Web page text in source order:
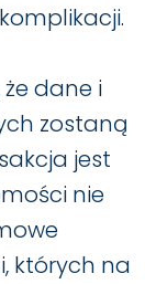
dane i
zostaną
jest
nie
których na